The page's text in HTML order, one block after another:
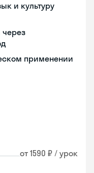
и культуру
через
применении
от 1590 ₽ / урок